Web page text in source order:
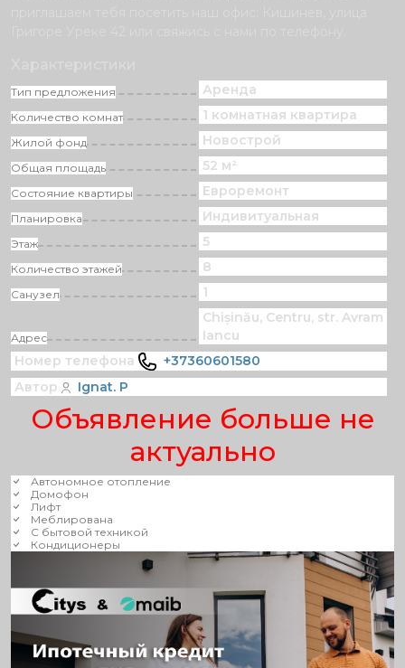
Тип предложения Аренда
Количество комнат 1 комнатная квартира
Жилой фонд Новострой
Общая площадь 52 м²
Состояние квартиры Eвроремонт
Планировка Индивитуальная
Этаж 5
Количество этажей 8
Санузел 1
Адрес
Chișinău, Centru, str. Avram
Iancu
Номер телефона
+37360601580
Автор
Ignat. P
Объявление больше не
актуально
Автономное отопление
Домофон
Лифт
Меблирована
С бытовой техникой
Кондиционеры